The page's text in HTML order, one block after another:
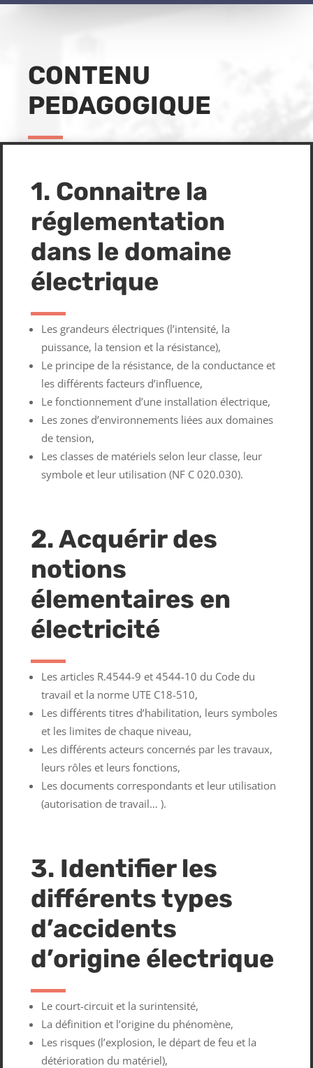
CONTENU
PEDAGOGIQUE
1. Connaitre la
réglementation
dans le domaine
électrique
Les grandeurs électriques (l’intensité, la
puissance, la tension et la résistance),
Le principe de la résistance, de la conductance et
les différents facteurs d’influence,
Le fonctionnement d’une installation électrique,
Les zones d’environnements liées aux domaines
de tension,
Les classes de matériels selon leur classe, leur
symbole et leur utilisation (NF C 020.030).
2. Acquérir des
notions
élementaires en
électricité
Les articles R.4544-9 et 4544-10 du Code du
travail et la norme UTE C18-510,
Les différents titres d’habilitation, leurs symboles
et les limites de chaque niveau,
Les différents acteurs concernés par les travaux,
leurs rôles et leurs fonctions,
Les documents correspondants et leur utilisation
(autorisation de travail… ).
3. Identifier les
différents types
d’accidents
d’origine électrique
Le court-circuit et la surintensité,
La définition et l’origine du phénomène,
Les risques (l’explosion, le départ de feu et la
détérioration du matériel),